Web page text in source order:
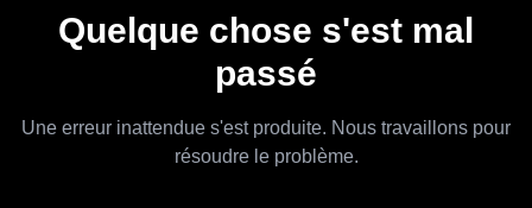
Quelque chose s'est mal
passé
Une erreur inattendue s'est produite. Nous travaillons pour
résoudre le problème.